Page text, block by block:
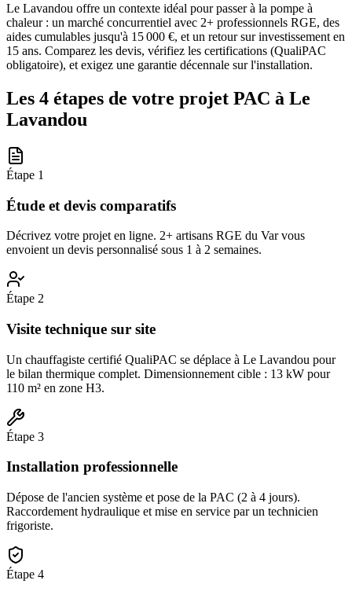
Le Lavandou offre un contexte idéal pour passer à la pompe à
chaleur : un marché concurrentiel avec 2+ professionnels RGE, des
aides cumulables jusqu'à 15 000 €, et un retour sur investissement en
15 ans. Comparez les devis, vérifiez les certifications (QualiPAC
obligatoire), et exigez une garantie décennale sur l'installation.
Les 4 étapes de votre projet PAC à Le
Lavandou
Étape 1
Étude et devis comparatifs
Décrivez votre projet en ligne. 2+ artisans RGE du Var vous
envoient un devis personnalisé sous 1 à 2 semaines.
Étape 2
Visite technique sur site
Un chauffagiste certifié QualiPAC se déplace à Le Lavandou pour
le bilan thermique complet. Dimensionnement cible : 13 kW pour
110 m² en zone H3.
Étape 3
Installation professionnelle
Dépose de l'ancien système et pose de la PAC (2 à 4 jours).
Raccordement hydraulique et mise en service par un technicien
frigoriste.
Étape 4